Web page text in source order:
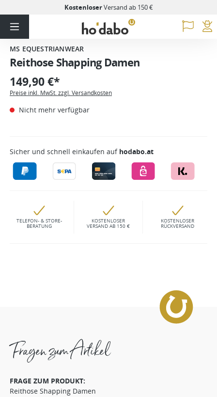
KostenloserVersand ab 150 €
MS EQUESTRIANWEAR
Reithose Shapping Damen
149,90 €*
Preise inkl. MwSt. zzgl. Versandkosten
Nicht mehr verfügbar
Sicher und schnell einkaufen auf hodabo.at
TELEFON- & STORE-
BERATUNG
KOSTENLOSER
VERSAND AB 150 €
KOSTENLOSER
RÜCKVERSAND
Fragen zum Artikel
FRAGE ZUM PRODUKT:
Reithose Shapping Damen